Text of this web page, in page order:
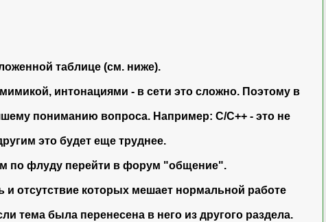
таблице (см. ниже).
интонациями - в сети это сложно. Поэтому в
пониманию вопроса. Например: С/С++ - это не
это будет еще труднее.
по флуду перейти в форум "общение".
отсутствие которых мешает нормальной работе
тема была перенесена в него из другого раздела.